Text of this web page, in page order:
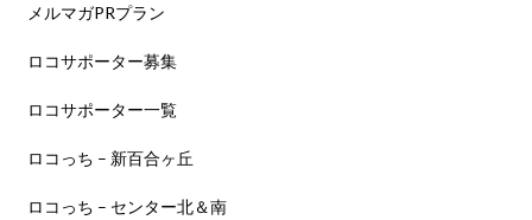
メルマガPRプラン
ロコサポーター募集
ロコサポーター一覧
ロコっち – 新百合ヶ丘
ロコっち – センター北＆南